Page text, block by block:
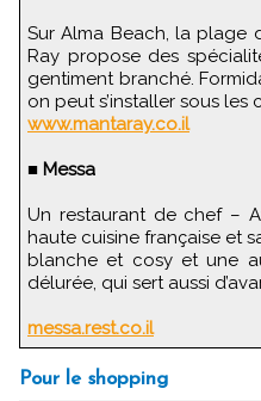
Sur Alma Beach, la plage
Ray propose des
gentiment branché.
on peut s’installer sous les
www.mantaray.co.il
■ Messa
Un restaurant de chef –
haute cuisine française et
blanche et cosy et une
délurée, qui sert aussi
messa.rest.co.il
Pour le shopping